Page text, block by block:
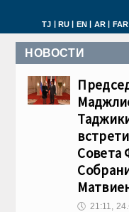
TJ | RU | EN | AR | FAR
НОВОСТИ
Совета
🕔 21:11,